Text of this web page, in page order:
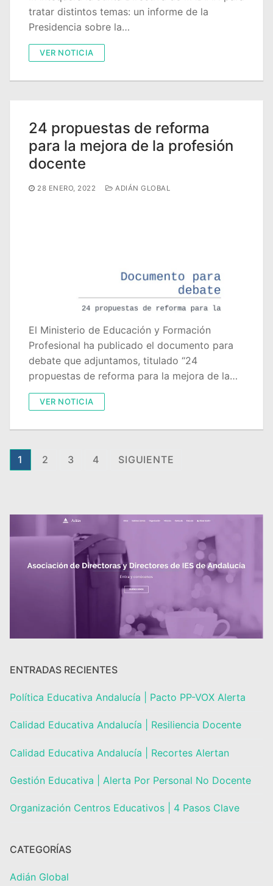
tratar distintos temas: un informe de la
Presidencia sobre la…
VER NOTICIA
24 propuestas de reforma
para la mejora de la profesión
docente
28 ENERO, 2022 ADIÁN GLOBAL
El Ministerio de Educación y Formación
Profesional ha publicado el documento para
debate que adjuntamos, titulado “24
propuestas de reforma para la mejora de la…
VER NOTICIA
Paginación
1 2 3 4 SIGUIENTE
ENTRADAS RECIENTES
Política Educativa Andalucía | Pacto PP-VOX Alerta
Calidad Educativa Andalucía | Resiliencia Docente
Calidad Educativa Andalucía | Recortes Alertan
Gestión Educativa | Alerta Por Personal No Docente
Organización Centros Educativos | 4 Pasos Clave
CATEGORÍAS
Adián Global